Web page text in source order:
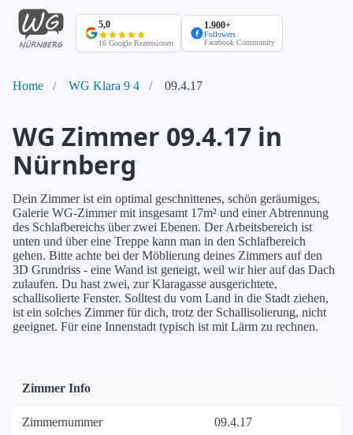
WG
Nürnberg
Startseite
5,0
16 Google Rezensionen
1.900+
Followers
Facebook Community
Home WG Klara 9 4 09.4.17
WG Zimmer 09.4.17 in
Nürnberg
Dein Zimmer ist ein optimal geschnittenes, schön geräumiges,
Galerie WG-Zimmer mit insgesamt 17m² und einer Abtrennung
des Schlafbereichs über zwei Ebenen. Der Arbeitsbereich ist
unten und über eine Treppe kann man in den Schlafbereich
gehen. Bitte achte bei der Möblierung deines Zimmers auf den
3D Grundriss - eine Wand ist geneigt, weil wir hier auf das Dach
zulaufen. Du hast zwei, zur Klaragasse ausgerichtete,
schallisolierte Fenster. Solltest du vom Land in die Stadt ziehen,
ist ein solches Zimmer für dich, trotz der Schallisolierung, nicht
geeignet. Für eine Innenstadt typisch ist mit Lärm zu rechnen.
Zimmer Info
Zimmernummer 09.4.17